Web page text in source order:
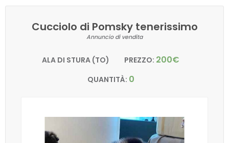
Cucciolo di Pomsky tenerissimo
Annuncio di vendita
ALA DI STURA (TO) PREZZO: 200€
QUANTITÀ: 0